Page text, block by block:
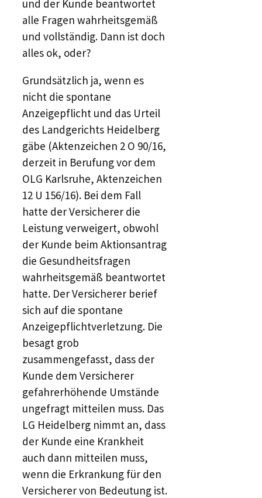
und der Kunde beantwortet
alle Fragen wahrheitsgemäß
und vollständig. Dann ist doch
alles ok, oder?
Grundsätzlich ja, wenn es
nicht die spontane
Anzeigepflicht und das Urteil
des Landgerichts Heidelberg
gäbe (Aktenzeichen 2 O 90/16,
derzeit in Berufung vor dem
OLG Karlsruhe, Aktenzeichen
12 U 156/16). Bei dem Fall
hatte der Versicherer die
Leistung verweigert, obwohl
der Kunde beim Aktionsantrag
die Gesundheitsfragen
wahrheitsgemäß beantwortet
hatte. Der Versicherer berief
sich auf die spontane
Anzeigepflichtverletzung. Die
besagt grob
zusammengefasst, dass der
Kunde dem Versicherer
gefahrerhöhende Umstände
ungefragt mitteilen muss. Das
LG Heidelberg nimmt an, dass
der Kunde eine Krankheit
auch dann mitteilen muss,
wenn die Erkrankung für den
Versicherer von Bedeutung ist.